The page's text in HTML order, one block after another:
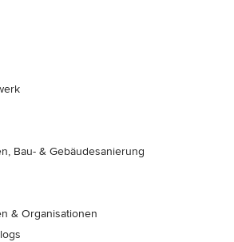
Bau- & Gebäudesanierung
& Organisationen